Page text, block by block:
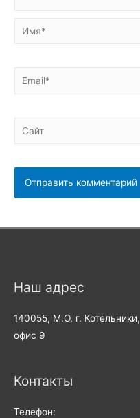
Имя*
Email*
Сайт
Наш адрес
140055, М.О, г.
офис 9
Контакты
Телефон: